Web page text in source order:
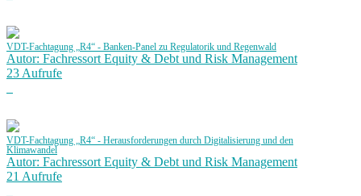
VDT-Fachtagung „R4“ - Banken-Panel zu Regulatorik und Regenwald
Autor: Fachressort Equity & Debt und Risk Management
23 Aufrufe
VDT-Fachtagung „R4“ - Herausforderungen durch Digitalisierung und den
Klimawandel
Autor: Fachressort Equity & Debt und Risk Management
21 Aufrufe